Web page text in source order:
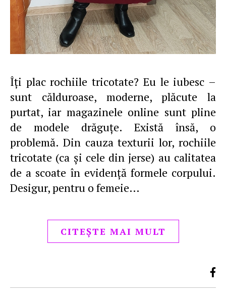
Îţi plac rochiile tricotate? Eu le iubesc –
sunt călduroase, moderne, plăcute la
purtat, iar magazinele online sunt pline
de modele drăguţe. Există însă, o
problemă. Din cauza texturii lor, rochiile
tricotate (ca şi cele din jerse) au calitatea
de a scoate în evidenţă formele corpului.
Desigur, pentru o femeie…
CITEȘTE MAI MULT